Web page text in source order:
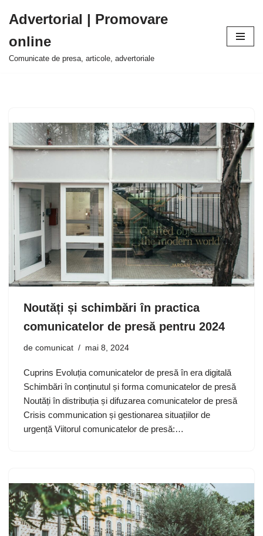
la
conținut
Advertorial | Promovare
online
Comunicate de presa, articole, advertoriale
Noutăți și schimbări în practica
comunicatelor de presă pentru 2024
de comunicat mai 8, 2024
Cuprins Evoluția comunicatelor de presă în era digitală
Schimbări în conținutul și forma comunicatelor de presă
Noutăți în distribuția și difuzarea comunicatelor de presă
Crisis communication și gestionarea situațiilor de
urgență Viitorul comunicatelor de presă:…